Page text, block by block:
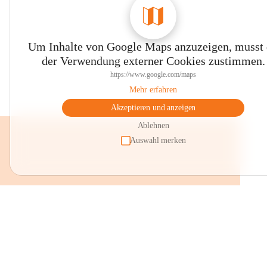
Um Inhalte von Google Maps anzuzeigen, musst
der Verwendung externer Cookies zustimmen.
https://www.google.com/maps
Mehr erfahren
Akzeptieren und anzeigen
Ablehnen
Auswahl merken